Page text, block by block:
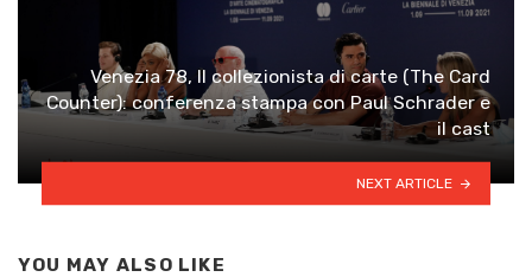
Venezia 78, Il collezionista di carte (The Card
Counter): conferenza stampa con Paul Schrader e
il cast
NEXT ARTICLE
YOU MAY ALSO LIKE